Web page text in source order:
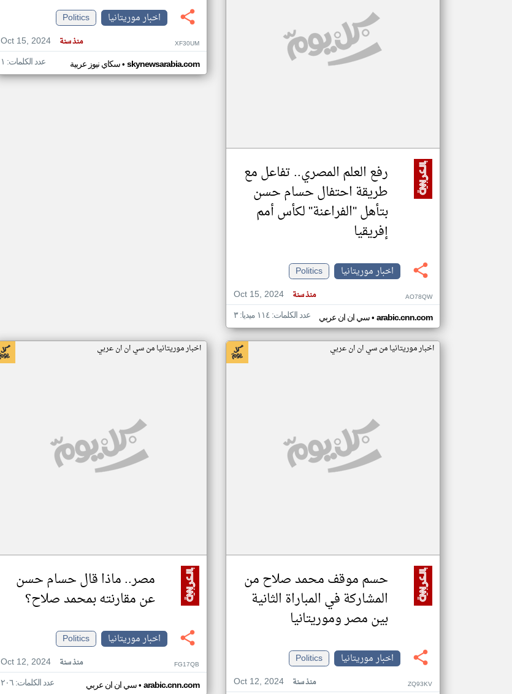
رفع العلم المصري.. تفاعل مع
طريقة احتفال حسام حسن
بتأهل "الفراعنة" لكأس أمم
إفريقيا
اخبار موريتانيا
Politics
Oct 15, 2024
منذ سنة AO78QW
سي ان ان عربي• arabic.cnn.com عدد الكلمات: ١١٤ ميديا: ٣
اخبار موريتانيا
Politics
Oct 15, 2024
منذ سنة XF30UM
سكاي نيوز عربية• skynewsarabia.com عدد الكلمات: ١
اخبار موريتانيا من سي ان ان عربي
حسم موقف محمد صلاح من
المشاركة في المباراة الثانية
بين مصر وموريتانيا
اخبار موريتانيا
Politics
Oct 12, 2024
منذ سنة ZQ93KV
اخبار موريتانيا من سي ان ان عربي
مصر.. ماذا قال حسام حسن
عن مقارنته بمحمد صلاح؟
اخبار موريتانيا
Politics
Oct 12, 2024
منذ سنة FG17QB
سي ان ان عربي• arabic.cnn.com عدد الكلمات: ٢٠٦